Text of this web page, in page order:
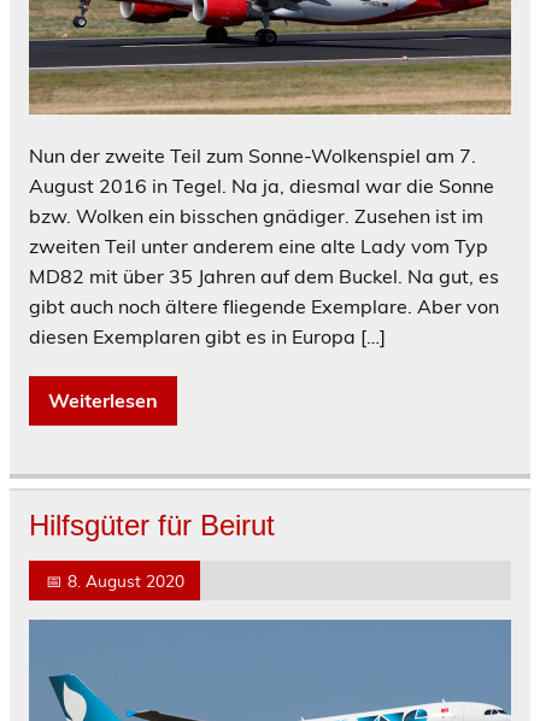
Nun der zweite Teil zum Sonne-Wolkenspiel am 7.
August 2016 in Tegel. Na ja, diesmal war die Sonne
bzw. Wolken ein bisschen gnädiger. Zusehen ist im
zweiten Teil unter anderem eine alte Lady vom Typ
MD82 mit über 35 Jahren auf dem Buckel. Na gut, es
gibt auch noch ältere fliegende Exemplare. Aber von
diesen Exemplaren gibt es in Europa […]
Weiterlesen
Hilfsgüter für Beirut
📅 8. August 2020